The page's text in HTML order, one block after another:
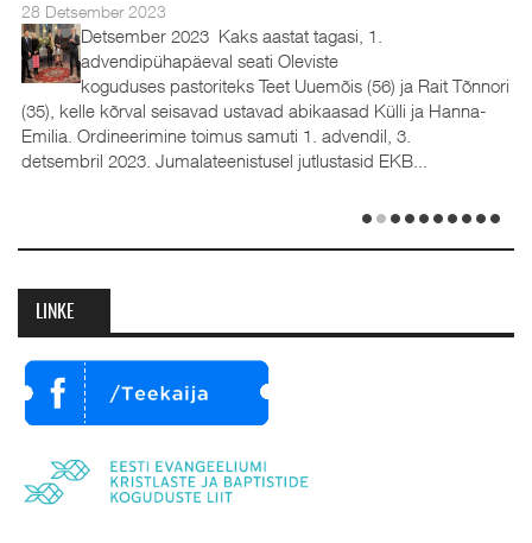
28 Detsember 2023
Detsember 2023 Kaks aastat tagasi, 1.
advendipühapäeval seati Oleviste
koguduses pastoriteks Teet Uuemõis (56) ja Rait Tõnnori
(35), kelle kõrval seisavad ustavad abikaasad Külli ja Hanna-
Emilia. Ordineerimine toimus samuti 1. advendil, 3.
detsembril 2023. Jumalateenistusel jutlustasid EKB...
LINKE